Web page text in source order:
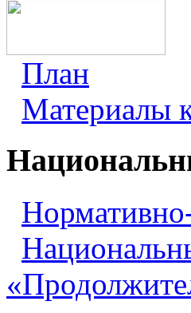
План
Материалы